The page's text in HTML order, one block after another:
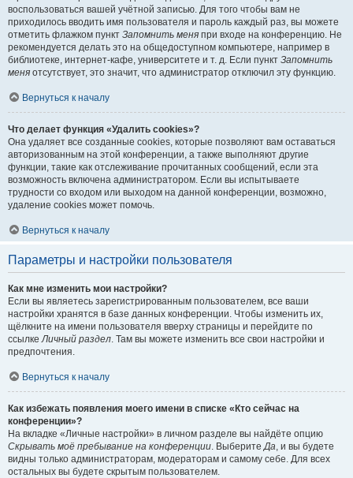
воспользоваться вашей учётной записью. Для того чтобы вам не
приходилось вводить имя пользователя и пароль каждый раз, вы можете
отметить флажком пункт Запомнить меня при входе на конференцию. Не
рекомендуется делать это на общедоступном компьютере, например в
библиотеке, интернет-кафе, университете и т. д. Если пункт Запомнить
меня отсутствует, это значит, что администратор отключил эту функцию.
Вернуться к началу
Что делает функция «Удалить cookies»?
Она удаляет все созданные cookies, которые позволяют вам оставаться
авторизованным на этой конференции, а также выполняют другие
функции, такие как отслеживание прочитанных сообщений, если эта
возможность включена администратором. Если вы испытываете
трудности со входом или выходом на данной конференции, возможно,
удаление cookies может помочь.
Вернуться к началу
Параметры и настройки пользователя
Как мне изменить мои настройки?
Если вы являетесь зарегистрированным пользователем, все ваши
настройки хранятся в базе данных конференции. Чтобы изменить их,
щёлкните на имени пользователя вверху страницы и перейдите по
ссылкеЛичный раздел. Там вы можете изменить все свои настройки и
предпочтения.
Вернуться к началу
Как избежать появления моего имени в списке «Кто сейчас на
конференции»?
На вкладке «Личные настройки» в личном разделе вы найдёте опцию
Скрывать моё пребывание на конференции. ВыберитеДа, и вы будете
видны только администраторам, модераторам и самому себе. Для всех
остальных вы будете скрытым пользователем.